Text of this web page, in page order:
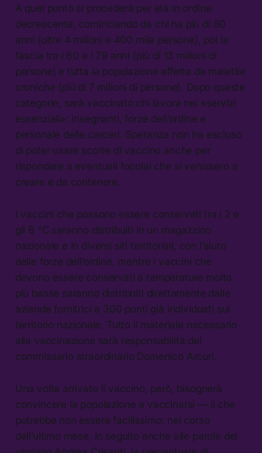
A quel punto si procederà per età in ordine
decrescente, cominciando da chi ha più di 80
anni (oltre 4 milioni e 400 mila persone), poi la
fascia tra i 60 e i 79 anni (più di 13 milioni di
persone) e tutta la popolazione affetta da malattie
croniche (più di 7 milioni di persone). Dopo queste
categorie, sarà vaccinato chi lavora nei «servizi
essenziali»: insegnanti, forze dell’ordine e
personale delle carceri. Speranza non ha escluso
di poter usare scorte di vaccino anche per
rispondere a eventuali focolai che si venissero a
creare e da contenere.
I vaccini che possono essere conservati tra i 2 e
gli 8 °C saranno distribuiti in un magazzino
nazionale e in diversi siti territoriali, con l’aiuto
delle forze dell’ordine, mentre i vaccini che
devono essere conservati a temperature molto
più basse saranno distribuiti direttamente dalle
aziende fornitrici a 300 punti già individuati sul
territorio nazionale. Tutto il materiale necessario
alla vaccinazione sarà responsabilità del
commissario straordinario Domenico Arcuri.
Una volta arrivato il vaccino, però, bisognerà
convincere la popolazione a vaccinarsi — il che
potrebbe non essere facilissimo: nel corso
dell’ultimo mese, in seguito anche alle parole del